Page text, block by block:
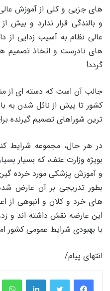
های جزیی و کلی از آموزش
و بالندگی قرار ندارد و
عالی نظام به آسیب زدایی از
های نادرست و اتخاذ تصمیم
گردد!
جالب آن است که دسته ای از
کشور تا پیش از نائل شدن به
ترین شوراهای تصمیم گیرنده
در هر حال، مجموعه شرایط
بویژه وزارت عتف، که بسیار
و آموزش پزشکی مورد خرده
بطور تدریجی بر آن عارض
های خرد و کلان و انبوهی از
این عارضه نقش داشته اند و
با بهبودی شرایط عمومی کشور
انتهای پیام/
فیس بوک لینکدین